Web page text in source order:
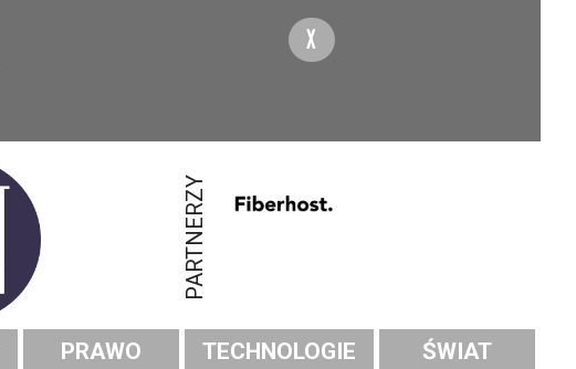
X
PARTNERZY
PRAWO TECHNOLOGIE
ŚWIAT